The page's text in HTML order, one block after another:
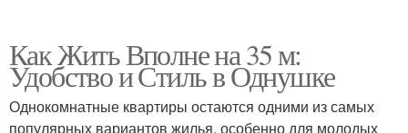
Как Жить Вполне на 35 м:
Удобство и Стиль в Однушке
Однокомнатные квартиры остаются одними из самых
популярных вариантов жилья, особенно для молодых